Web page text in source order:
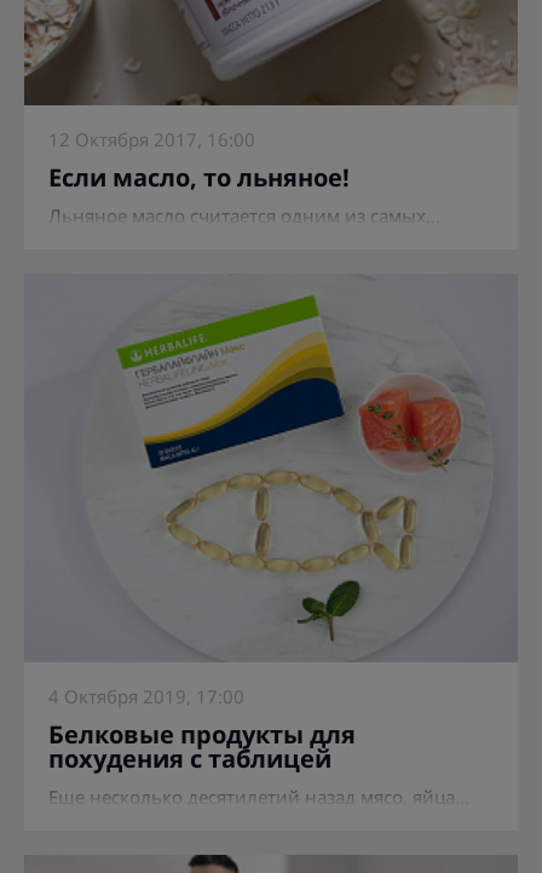
12 Октября 2017, 16:00
Если масло, то льняное!
Льняное масло считается одним из самых...
4 Октября 2019, 17:00
Белковые продукты для
похудения с таблицей
Еще несколько десятилетий назад мясо, яйца...